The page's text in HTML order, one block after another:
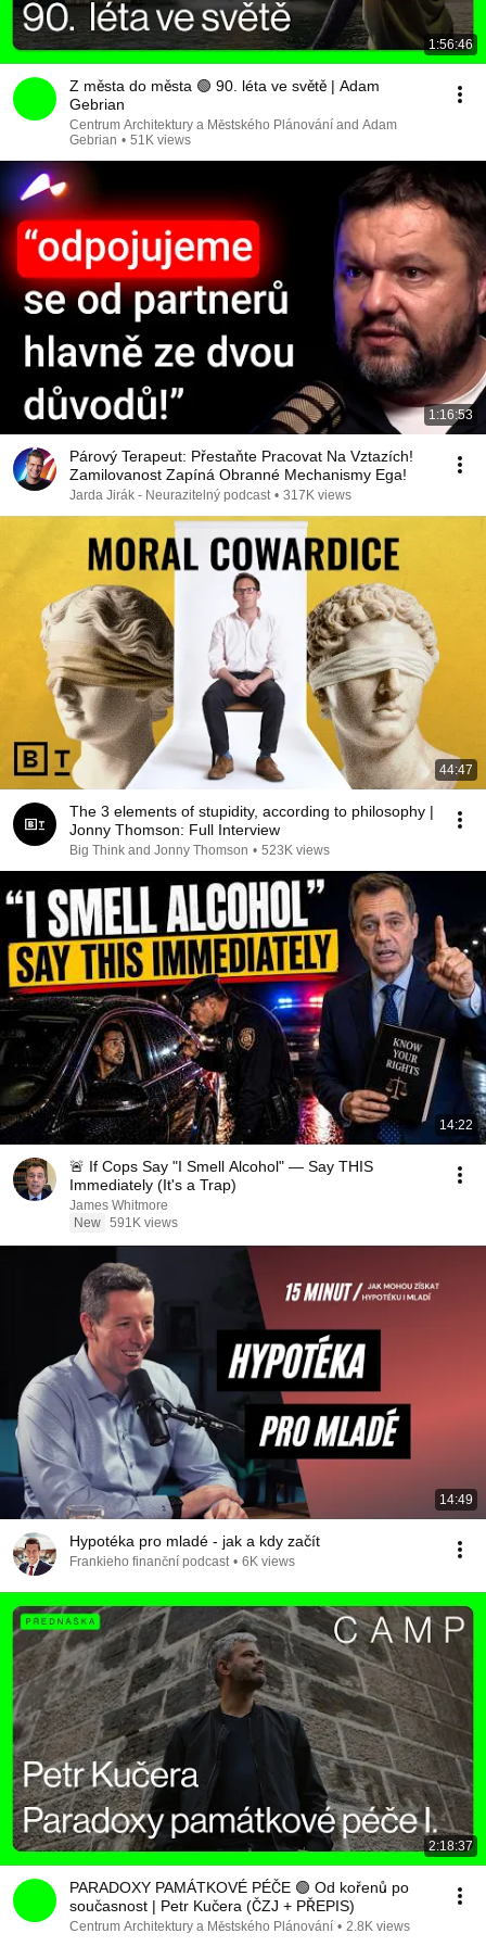
1:56:46
Z města do města 🟢 90. léta ve světě | Adam
Gebrian
Centrum Architektury a Městského Plánování and Adam
Gebrian • 51K views
1:16:53
Párový Terapeut: Přestaňte Pracovat Na Vztazích!
Zamilovanost Zapíná Obranné Mechanismy Ega!
Jarda Jirák - Neurazitelný podcast • 317K views
44:47
The 3 elements of stupidity, according to philosophy |
Jonny Thomson: Full Interview
Big Think and Jonny Thomson • 523K views
14:22
🚨 If Cops Say "I Smell Alcohol" — Say THIS
Immediately (It's a Trap)
James Whitmore
New 591K views
14:49
Hypotéka pro mladé - jak a kdy začít
Frankieho finanční podcast • 6K views
2:18:37
PARADOXY PAMÁTKOVÉ PÉČE 🟢 Od kořenů po
současnost | Petr Kučera (ČZJ + PŘEPIS)
Centrum Architektury a Městského Plánování • 2.8K views